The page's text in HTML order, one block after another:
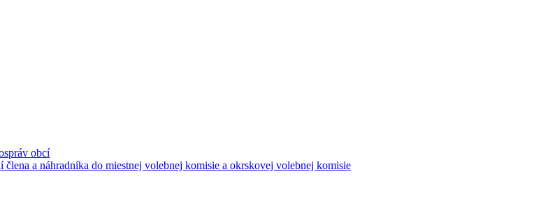
obcí
a náhradníka do miestnej volebnej komisie a okrskovej volebnej komisie